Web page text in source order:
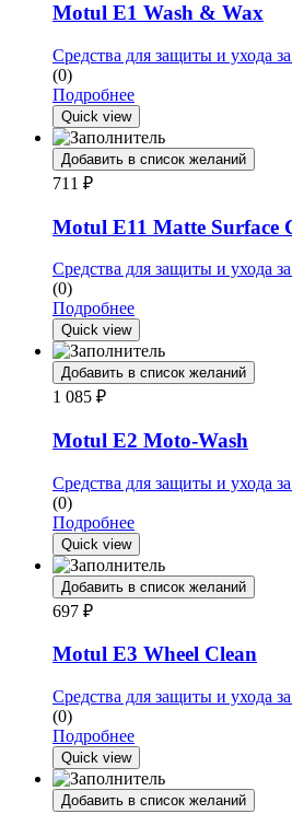
Motul E1 Wash & Wax
Средства для защиты и ухода
(0)
Подробнее
Quick view
Добавить в список желаний
711 ₽
Motul E11 Matte Surface
Средства для защиты и ухода
(0)
Подробнее
Quick view
Добавить в список желаний
1 085 ₽
Motul E2 Moto-Wash
Средства для защиты и ухода
(0)
Подробнее
Quick view
Добавить в список желаний
697 ₽
Motul E3 Wheel Clean
Средства для защиты и ухода
(0)
Подробнее
Quick view
Добавить в список желаний